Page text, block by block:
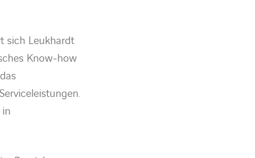
sich Leukhardt
Know-how